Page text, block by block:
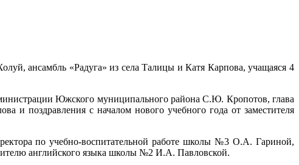
ансамбль «Радуга» из села Талицы и Катя Карпова, учащаяся 4
Южского муниципального района С.Ю. Кропотов, глава
и поздравления с началом нового учебного года от заместителя
по учебно-воспитательной работе школы №3 О.А. Гариной,
английского языка школы №2 И.А. Павловской.